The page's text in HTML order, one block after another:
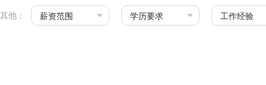
其他： 薪资范围 学历要求 工作经验